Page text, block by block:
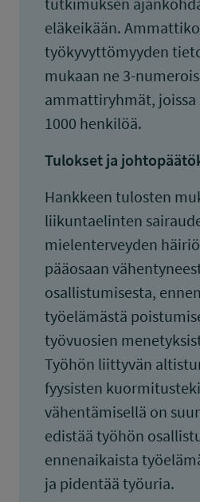
eläkeikään.
työkyvyttömyyden
mukaan ne 3-
ammattiryhmät,
1000 henkilöä.
Tulokset ja
Hankkeen tulosten
liikuntaelinten
mielenterveyden
pääosaan
osallistumisesta,
työelämästä
työvuosien
Työhön liittyvän
fyysisten
vähentämisellä on
edistää työhön
ennenaikaista
ja pidentää työuria.